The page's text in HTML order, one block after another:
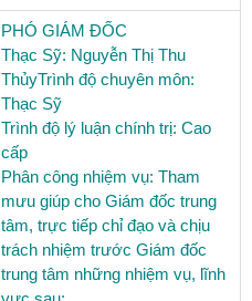
PHÓ GIÁM ĐỐC
Thạc Sỹ: Nguyễn Thị Thu
ThủyTrình độ chuyên môn:
Thạc Sỹ
Trình độ lý luận chính trị: Cao
cấp
Phân công nhiệm vụ: Tham
mưu giúp cho Giám đốc trung
tâm, trực tiếp chỉ đạo và chịu
trách nhiệm trước Giám đốc
trung tâm những nhiệm vụ, lĩnh